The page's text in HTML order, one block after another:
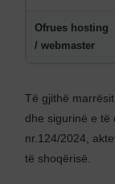
Ofrues hosting
/ webmaster
Të gjithë
dhe sigurinë e të
nr.124/2024,
të shoqërisë.